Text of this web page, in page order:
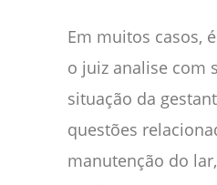
Em muitos casos,
o juiz analise com
situação da
questões
manutenção do